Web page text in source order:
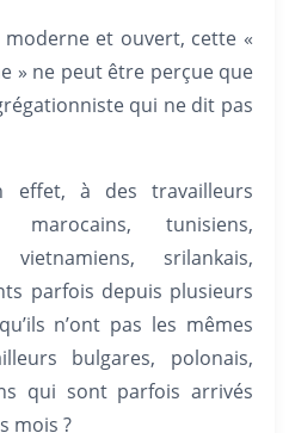
et ouvert, cette «
» ne peut être perçue que
qui ne dit pas
effet, à des travailleurs
marocains, tunisiens,
srilankais,
parfois depuis plusieurs
n’ont pas les mêmes
bulgares, polonais,
qui sont parfois arrivés
mois ?